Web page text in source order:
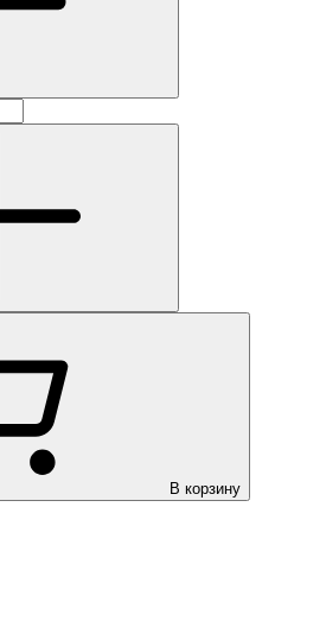
В корзину